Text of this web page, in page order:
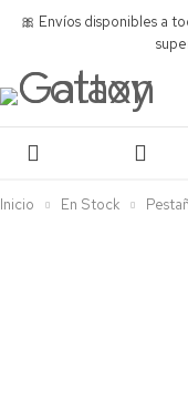
🎀 Envíos disponibles a
Inicio En Stock